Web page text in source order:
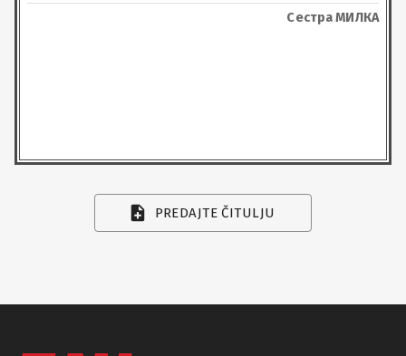
Сестра МИЛКА
PREDAJTE ČITULJU